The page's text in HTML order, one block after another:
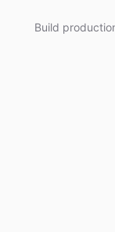
Build